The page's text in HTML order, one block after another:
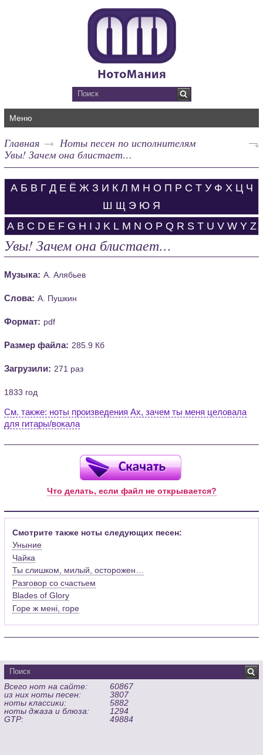
Меню
Главная
Ноты песен по исполнителям
Увы! Зачем она блистает…
А Б В Г Д Е Ё Ж З И К Л М Н О П Р С Т У Ф Х Ц Ч
Ш Щ Э Ю Я
A B C D E F G H I J K L M N O P Q R S T U V W Y Z
Увы! Зачем она блистает…
Музыка: А. Алябьев
Слова: А. Пушкин
Формат: pdf
Размер файла: 285.9 Кб
Загрузили: 271 раз
1833 год
См. также: ноты произведения Ах, зачем ты меня целовала
для гитары/вокала
Что делать, если файл не открывается?
Смотрите также ноты следующих песен:
Уныние
Чайка
Ты слишком, милый, осторожен…
Разговор со счастьем
Blades of Glory
Горе ж менi, горе
Всего нот на сайте:
60867
из них ноты песен:
3807
ноты классики:
5882
ноты джаза и блюза:
1294
GTP:
49884